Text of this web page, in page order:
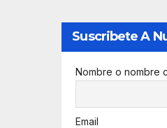
Suscribete A
Nombre o nombre
Email